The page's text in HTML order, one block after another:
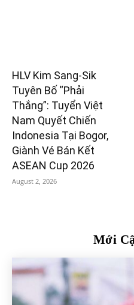
HLV Kim Sang-Sik
Tuyên Bố “Phải
Thắng”: Tuyển Việt
Nam Quyết Chiến
Indonesia Tại Bogor,
Giành Vé Bán Kết
ASEAN Cup 2026
August 2, 2026
Mới